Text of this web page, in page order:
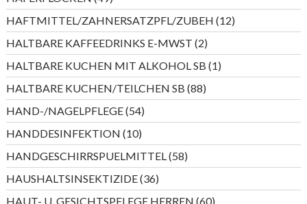
Produkte
HAFTMITTEL/ZAHNERSATZPFL/ZUBEH 1212
Produkte
HALTBARE KAFFEEDRINKS E-MWST 22
Produkte
HALTBARE KUCHEN MIT ALKOHOL SB 11
Produkt
HALTBARE KUCHEN/TEILCHEN SB 8888
Produkte
HAND-/NAGELPFLEGE 5454
Produkte
HANDDESINFEKTION 1010
Produkte
HANDGESCHIRRSPUELMITTEL 5858
Produkte
HAUSHALTSINSEKTIZIDE 3636
Produkte
HAUT- U. GESICHTSPFLEGE HERREN 6060